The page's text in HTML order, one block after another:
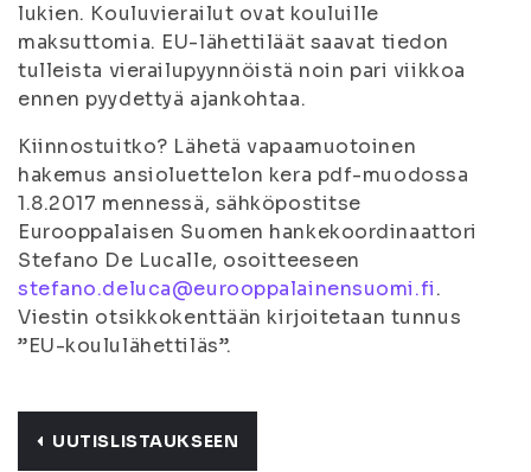
lukien. Kouluvierailut ovat kouluille
maksuttomia. EU-lähettiläät saavat tiedon
tulleista vierailupyynnöistä noin pari viikkoa
ennen pyydettyä ajankohtaa.
Kiinnostuitko? Lähetä vapaamuotoinen
hakemus ansioluettelon kera pdf-muodossa
1.8.2017 mennessä, sähköpostitse
Eurooppalaisen Suomen hankekoordinaattori
Stefano De Lucalle, osoitteeseen
stefano.deluca@eurooppalainensuomi.fi.
Viestin otsikkokenttään kirjoitetaan tunnus
”EU-koululähettiläs”.
UUTISLISTAUKSEEN